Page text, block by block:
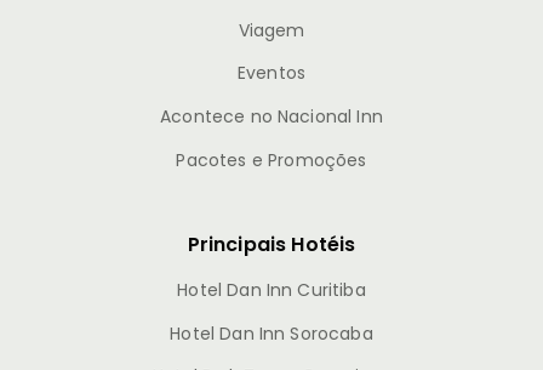
Viagem
Eventos
Acontece no Nacional Inn
Pacotes e Promoções
Principais Hotéis
Hotel Dan Inn Curitiba
Hotel Dan Inn Sorocaba